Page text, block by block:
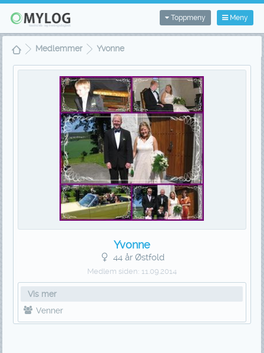
Meny
Toppmeny
Medlemmer Yvonne
Yvonne
44 år Østfold
Medlem siden: 11.09.2014
Vis mer
Venner